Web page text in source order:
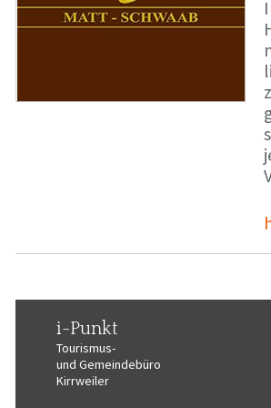
i-Punkt
Tourismus-
und Gemeindebüro
Kirrweiler